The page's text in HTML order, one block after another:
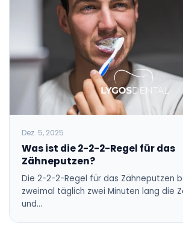
Dez. 5, 2025
Was ist die 2-2-2-Regel für das
Zähneputzen?
Die 2-2-2-Regel für das Zähneputzen
zweimal täglich zwei Minuten lang die
und…